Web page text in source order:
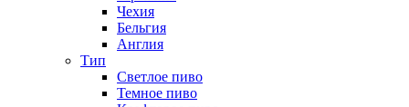
Чехия
Бельгия
Англия
Тип
Светлое пиво
Темное пиво